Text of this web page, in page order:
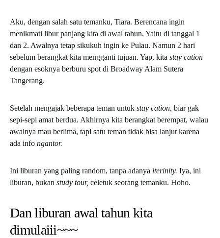
Aku, dengan salah satu temanku, Tiara. Berencana ingin
menikmati libur panjang kita di awal tahun. Yaitu di tanggal 1
dan 2. Awalnya tetap sikukuh ingin ke Pulau. Namun 2 hari
sebelum berangkat kita mengganti tujuan. Yap, kita stay cation
dengan esoknya berburu spot di Broadway Alam Sutera
Tangerang.
Setelah mengajak beberapa teman untuk stay cation, biar gak
sepi-sepi amat berdua. Akhirnya kita berangkat berempat, walau
awalnya mau berlima, tapi satu teman tidak bisa lanjut karena
ada info ngantor.
Ini liburan yang paling random, tanpa adanya iterinity. Iya, ini
liburan, bukan study tour, celetuk seorang temanku. Hoho.
Dan liburan awal tahun kita
dimulaiii~~~